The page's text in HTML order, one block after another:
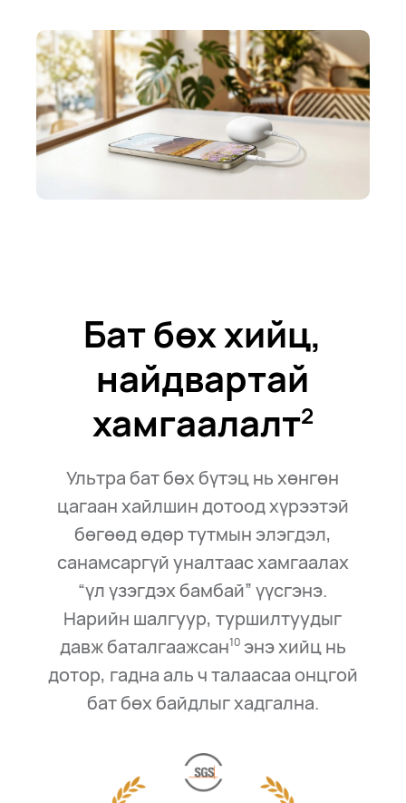
Бат бөх хийц,
найдвартай
хамгаалалт⁠2
Ультра бат бөх бүтэц нь хөнгөн
цагаан хайлшин дотоод хүрээтэй
бөгөөд өдөр тутмын элэгдэл,
санамсаргүй уналтаас хамгаалах
“үл үзэгдэх бамбай” үүсгэнэ.
Нарийн шалгуур, туршилтуудыг
давж баталгаажсан10энэ хийц нь
дотор, гадна аль ч талаасаа онцгой
бат бөх байдлыг хадгална.